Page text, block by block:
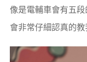
像是電輔車會有五
會非常仔細認真的教